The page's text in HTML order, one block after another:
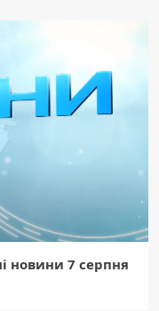
новини 7 серпня